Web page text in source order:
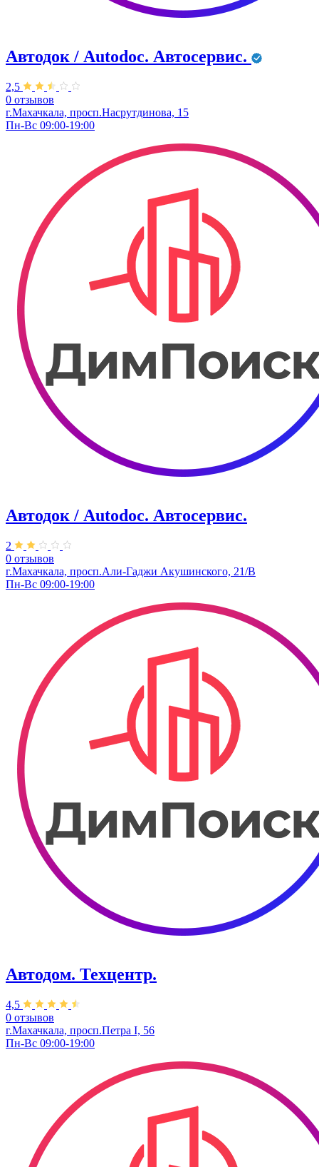
Автодок / Autodoc. Автосервис.
2,5
0 отзывов
г.Махачкала, просп.Насрутдинова, 15
Пн-Вс 09:00-19:00
Автодок / Autodoc. Автосервис.
2
0 отзывов
г.Махачкала, просп.Али-Гаджи Акушинского, 21/В
Пн-Вс 09:00-19:00
Автодом. Техцентр.
4,5
0 отзывов
г.Махачкала, просп.Петра I, 56
Пн-Вс 09:00-19:00